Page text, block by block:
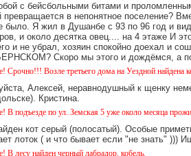
с бейсбольными битами и
в непонятное поселение?
Я жил в Душанбе с 93 по 96 год и
и около десятка овец.... на 4 этаже И
и не убрал, хозяин спокойно доехал и
Скоро мы этого и дождёмся, а
Возле третьего дома на Уездной найдена кошечка
Алексей, неравнодушный к щенку
Кристина.
по ул. Земская 5 уже около месяца проживает
кот серый (полосатый). Особые
лоток ( и что бывает если "не знать" )))
черный лабрадор. кобель.